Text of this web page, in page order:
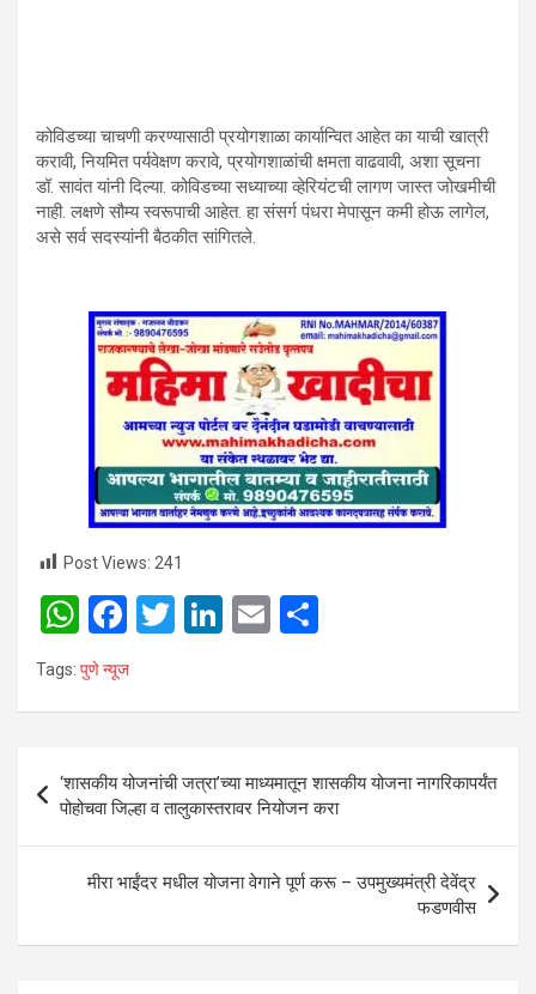
कोविडच्या चाचणी करण्यासाठी प्रयोगशाळा कार्यान्वित आहेत का याची खात्री
करावी, नियमित पर्यवेक्षण करावे, प्रयोगशाळांची क्षमता वाढवावी, अशा सूचना
डॉ. सावंत यांनी दिल्या. कोविडच्या सध्याच्या व्हेरियंटची लागण जास्त जोखमीची
नाही. लक्षणे सौम्य स्वरूपाची आहेत. हा संसर्ग पंधरा मेपासून कमी होऊ लागेल,
असे सर्व सदस्यांनी बैठकीत सांगितले.
Post Views: 241
W
h
at
A
p
p
F
a
ce
o
o
k
T
Li
n
E
Tags: पुणे न्यूज
navigation
‘शासकीय योजनांची जत्रा’च्या माध्यमातून शासकीय योजना नागरिकापर्यंत
पोहोचवा जिल्हा व तालुकास्तरावर नियोजन करा
मीरा भाईंदर मधील योजना वेगाने पूर्ण करू – उपमुख्यमंत्री देवेंद्र
फडणवीस